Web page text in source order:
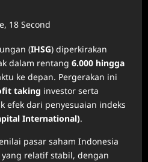
18 Second
(IHSG) diperkirakan
dalam rentang 6.000 hingga
ke depan. Pergerakan ini
taking investor serta
efek dari penyesuaian indeks
International).
pasar saham Indonesia
relatif stabil, dengan